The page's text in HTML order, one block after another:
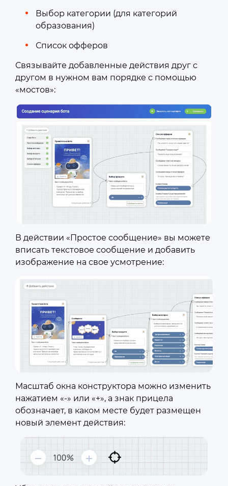
Выбор категории (для категорий
образования)
Список офферов
Связывайте добавленные действия друг с
другом в нужном вам порядке с помощью
«мостов»:
В действии «Простое сообщение» вы можете
вписать текстовое сообщение и добавить
изображение на свое усмотрение:
Масштаб окна конструктора можно изменить
нажатием «-» или «+», а знак прицела
обозначает, в каком месте будет размещен
новый элемент действия: